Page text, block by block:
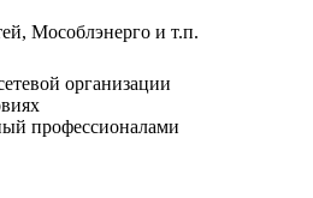
Мособлэнерго и т.п.
организации
профессионалами